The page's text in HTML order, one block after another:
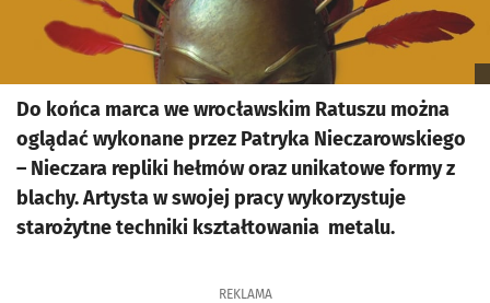
Do końca marca we wrocławskim Ratuszu można
oglądać wykonane przez Patryka Nieczarowskiego
– Nieczara repliki hełmów oraz unikatowe formy z
blachy. Artysta w swojej pracy wykorzystuje
starożytne techniki kształtowania metalu.
REKLAMA